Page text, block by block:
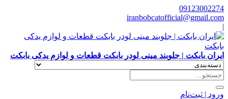
09123002274
iranbobcatofficial@gmail.com
|
ایران بابکت | جلوبند مینی لودر بابکت قطعات و لوازم یدکی بابکت
ورود | ثبت‌نام